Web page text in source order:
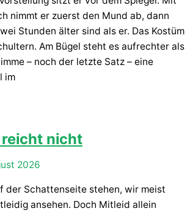
nimmt er zuerst den Mund ab, dann
Stunden älter sind als er. Das Kostüm
Am Bügel steht es aufrechter als
– noch der letzte Satz – eine
im
nicht
2026
der Schattenseite stehen, wir meist
ansehen. Doch Mitleid allein